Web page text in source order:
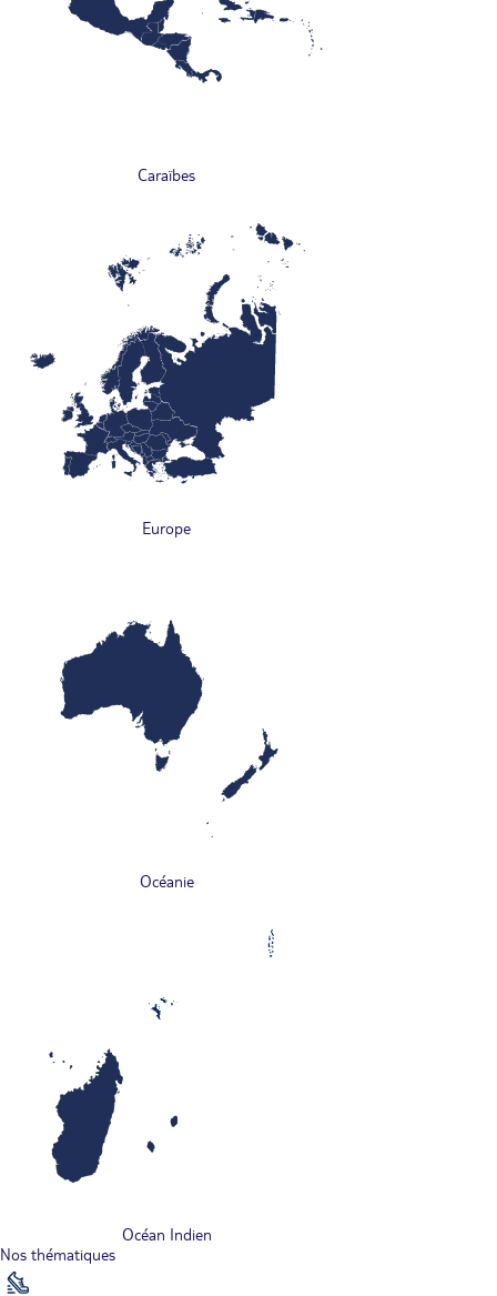
Caraïbes
Europe
Océanie
Océan Indien
Nos thématiques